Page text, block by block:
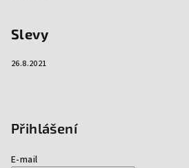
Slevy
26.8.2021
Přihlášení
E-mail